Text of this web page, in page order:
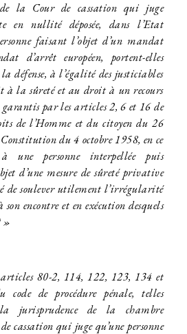
la Cour de cassation qui juge
en nullité déposée, dans l’Etat
faisant l’objet d’un mandat
d’arrêt européen, portent-elles
défense, à l’égalité des justiciables
la sûreté et au droit à un recours
par les articles 2, 6 et 16 de
de l’Homme et du citoyen du 26
du 4 octobre 1958, en ce
une personne interpellée puis
d’une mesure de sûreté privative
de soulever utilement l’irrégularité
encontre et en exécution desquels
»
articles 80-2, 114, 122, 123, 134 et
de procédure pénale, telles
la jurisprudence de la chambre
cassation qui juge qu’une personne